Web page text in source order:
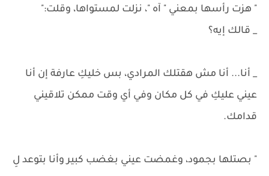
" هزت رأسها بمعني " آه "، نزلت لمستواها، وقلت:"
_ قالك إيه؟
_ أنا... أنا مش هقتلك المرادي، بس خليكِ عارفة إن أنا
عيني عليكِ في كل مكان وفي أي وقت ممكن تلاقيني
قدامك.
" بصتلها بجمود، وغمضت عيني بغضب كبير وأنا بتوعد لِ